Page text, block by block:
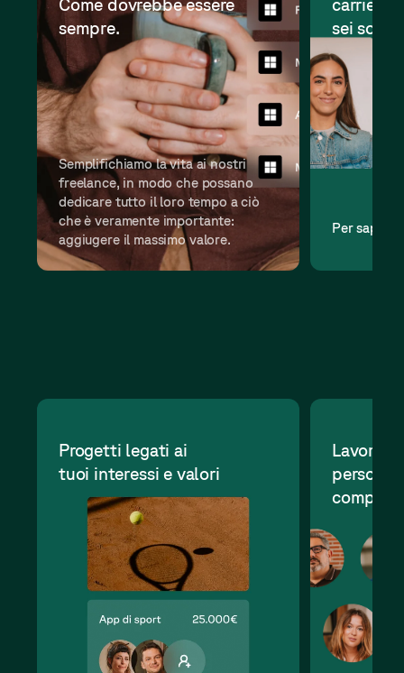
Come dovrebbe essere
sempre.
Semplifichiamo la vita ai nostri
freelance, in modo che possano
dedicare tutto il loro tempo a ciò
che è veramente importante:
aggiugere il massimo valore.
carriera
sei solo
Per
Progetti legati ai
tuoi interessi e valori
Lavora
persone